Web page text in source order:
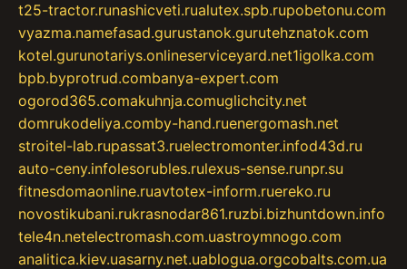
t25-tractor.runashicveti.rualutex.spb.rupobetonu.com
vyazma.namefasad.gurustanok.gurutehznatok.com
kotel.gurunotariys.onlineserviceyard.net1igolka.com
bpb.byprotrud.combanya-expert.com
ogorod365.comakuhnja.comuglichcity.net
domrukodeliya.comby-hand.ruenergomash.net
stroitel-lab.rupassat3.ruelectromonter.infod43d.ru
auto-ceny.infolesorubles.rulexus-sense.runpr.su
fitnesdomaonline.ruavtotex-inform.ruereko.ru
novostikubani.rukrasnodar861.ruzbi.bizhuntdown.info
tele4n.netelectromash.com.uastroymnogo.com
analitica.kiev.uasarny.net.uablogua.orgcobalts.com.ua